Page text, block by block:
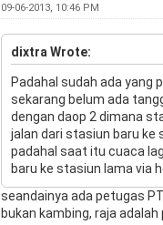
09-06-2013, 10:46 PM
dixtra Wrote:
Padahal sudah ada yang
sekarang belum ada
dengan daop 2 dimana
jalan dari stasiun baru ke
padahal saat itu cuaca
baru ke stasiun lama via
seandainya ada petugas
bukan kambing, raja